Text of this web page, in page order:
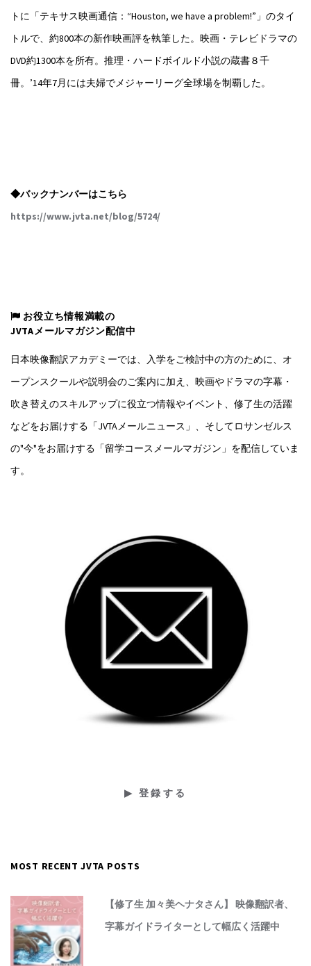
トに「テキサス映画通信：“Houston, we have a problem!”」のタイ
トルで、約800本の新作映画評を執筆した。映画・テレビドラマの
DVD約1300本を所有。推理・ハードボイルド小説の蔵書８千
冊。’14年7月には夫婦でメジャーリーグ全球場を制覇した。
◆バックナンバーはこちら
https://www.jvta.net/blog/5724/
お役立ち情報満載の
JVTAメールマガジン配信中
日本映像翻訳アカデミーでは、入学をご検討中の方のために、オ
ープンスクールや説明会のご案内に加え、映画やドラマの字幕・
吹き替えのスキルアップに役立つ情報やイベント、修了生の活躍
などをお届けする「JVTAメールニュース」、そしてロサンゼルス
の"今"をお届けする「留学コースメールマガジン」を配信していま
す。
MOST RECENT JVTA POSTS
【修了生 加々美ヘナタさん】 映像翻訳者、
字幕ガイドライターとして幅広く活躍中